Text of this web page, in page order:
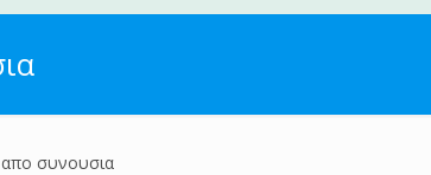
συνουσια